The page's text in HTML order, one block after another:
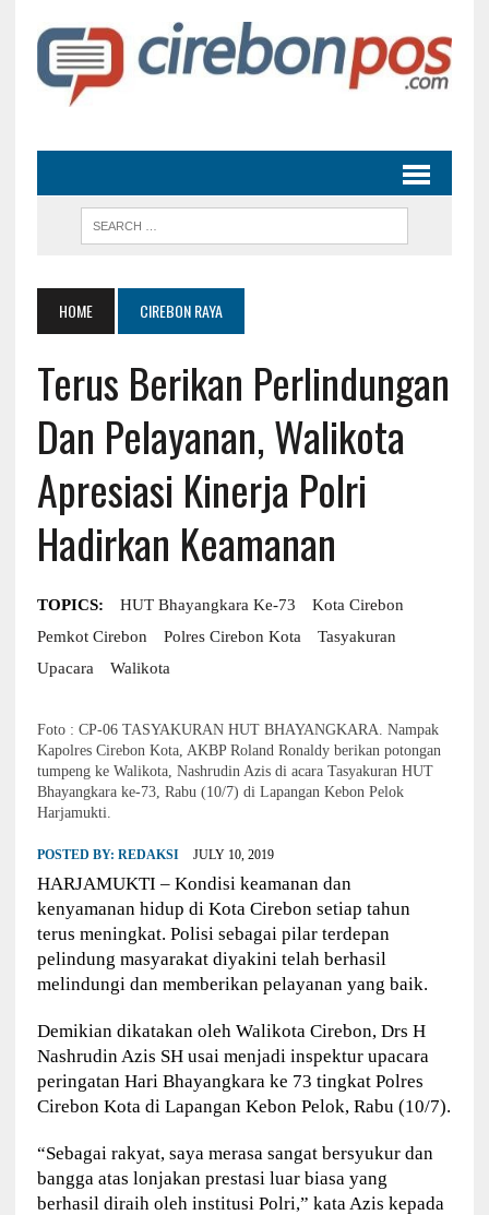
HOME CIREBON RAYA
Terus Berikan Perlindungan
Dan Pelayanan, Walikota
Apresiasi Kinerja Polri
Hadirkan Keamanan
TOPICS: HUT Bhayangkara Ke-73
Kota Cirebon
Pemkot Cirebon
Polres Cirebon Kota
Tasyakuran
Upacara
Walikota
Foto : CP-06 TASYAKURAN HUT BHAYANGKARA. Nampak
Kapolres Cirebon Kota, AKBP Roland Ronaldy berikan potongan
tumpeng ke Walikota, Nashrudin Azis di acara Tasyakuran HUT
Bhayangkara ke-73, Rabu (10/7) di Lapangan Kebon Pelok
Harjamukti.
POSTED BY: REDAKSI JULY 10, 2019
HARJAMUKTI – Kondisi keamanan dan
kenyamanan hidup di Kota Cirebon setiap tahun
terus meningkat. Polisi sebagai pilar terdepan
pelindung masyarakat diyakini telah berhasil
melindungi dan memberikan pelayanan yang baik.
Demikian dikatakan oleh Walikota Cirebon, Drs H
Nashrudin Azis SH usai menjadi inspektur upacara
peringatan Hari Bhayangkara ke 73 tingkat Polres
Cirebon Kota di Lapangan Kebon Pelok, Rabu (10/7).
“Sebagai rakyat, saya merasa sangat bersyukur dan
bangga atas lonjakan prestasi luar biasa yang
berhasil diraih oleh institusi Polri,” kata Azis kepada